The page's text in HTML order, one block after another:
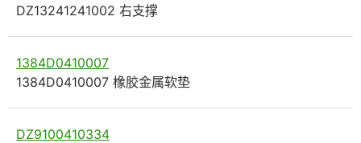
DZ13241241002 右支撑
1384D0410007
1384D0410007 橡胶金属软垫
DZ9100410334